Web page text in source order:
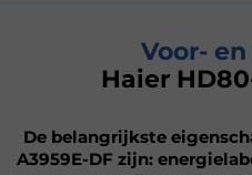
Voor-
Haier
De belangrijkste
A3959E-DF zijn: